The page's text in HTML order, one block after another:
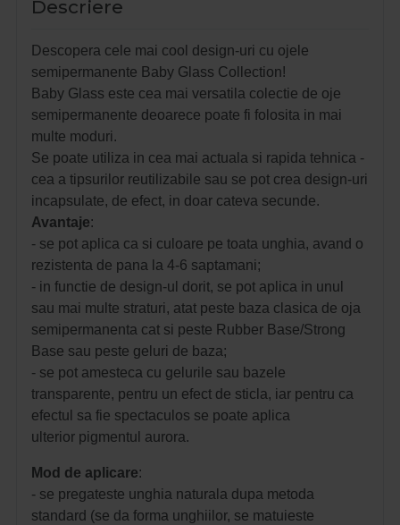
Descriere
Descopera cele mai cool design-uri cu ojele
semipermanente Baby Glass Collection!
Baby Glass este cea mai versatila colectie de oje
semipermanente deoarece poate fi folosita in mai
multe moduri.
Se poate utiliza in cea mai actuala si rapida tehnica -
cea a tipsurilor reutilizabile sau se pot crea design-uri
incapsulate, de efect, in doar cateva secunde.
Avantaje:
- se pot aplica ca si culoare pe toata unghia, avand o
rezistenta de pana la 4-6 saptamani;
- in functie de design-ul dorit, se pot aplica in unul
sau mai multe straturi, atat peste baza clasica de oja
semipermanenta cat si peste Rubber Base/Strong
Base sau peste geluri de baza;
- se pot amesteca cu gelurile sau bazele
transparente, pentru un efect de sticla, iar pentru ca
efectul sa fie spectaculos se poate aplica
ulterior pigmentul aurora.
Mod de aplicare:
- se pregateste unghia naturala dupa metoda
standard (se da forma unghiilor, se matuieste